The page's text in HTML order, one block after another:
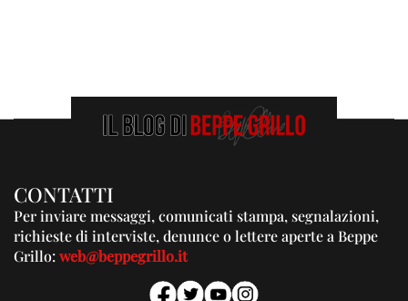
CONTATTI
Per inviare messaggi, comunicati stampa, segnalazioni,
richieste di interviste, denunce o lettere aperte a Beppe
Grillo:web@beppegrillo.it